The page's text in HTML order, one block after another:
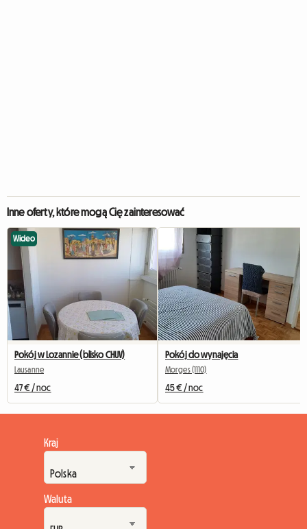
Inne oferty, które mogą Cię zainteresować
Wideo
Pokój w Lozannie (blisko CHUV)
Lausanne
47 € / noc
Pokój do wynajęcia
Morges (1110)
45 € / noc
Kraj
Waluta